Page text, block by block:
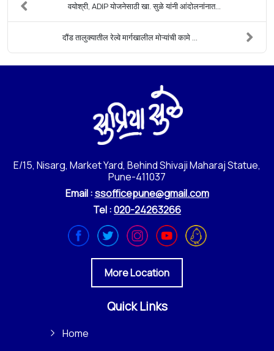
वयोश्री, ADIP योजनेसाठी खा. सुळे यांनी आंदोलनांनात...
दौंड तालुक्यातील रेल्वे मार्गखालील मोऱ्यांची कामे ...
E/15, Nisarg, Market Yard, Behind Shivaji Maharaj Statue,
Pune-411037
Email :ssofficepune@gmail.com
Tel :020-24263266
More Location
Quick Links
Home